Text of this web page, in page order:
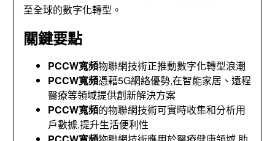
至全球的數字化轉型。
關鍵要點
PCCW寬頻物聯網技術正推動數字化轉型浪潮
PCCW寬頻憑藉5G網絡優勢,在智能家居、遠程
醫療等領域提供創新解決方案
PCCW寬頻的物聯網技術可實時收集和分析用
戶數據,提升生活便利性